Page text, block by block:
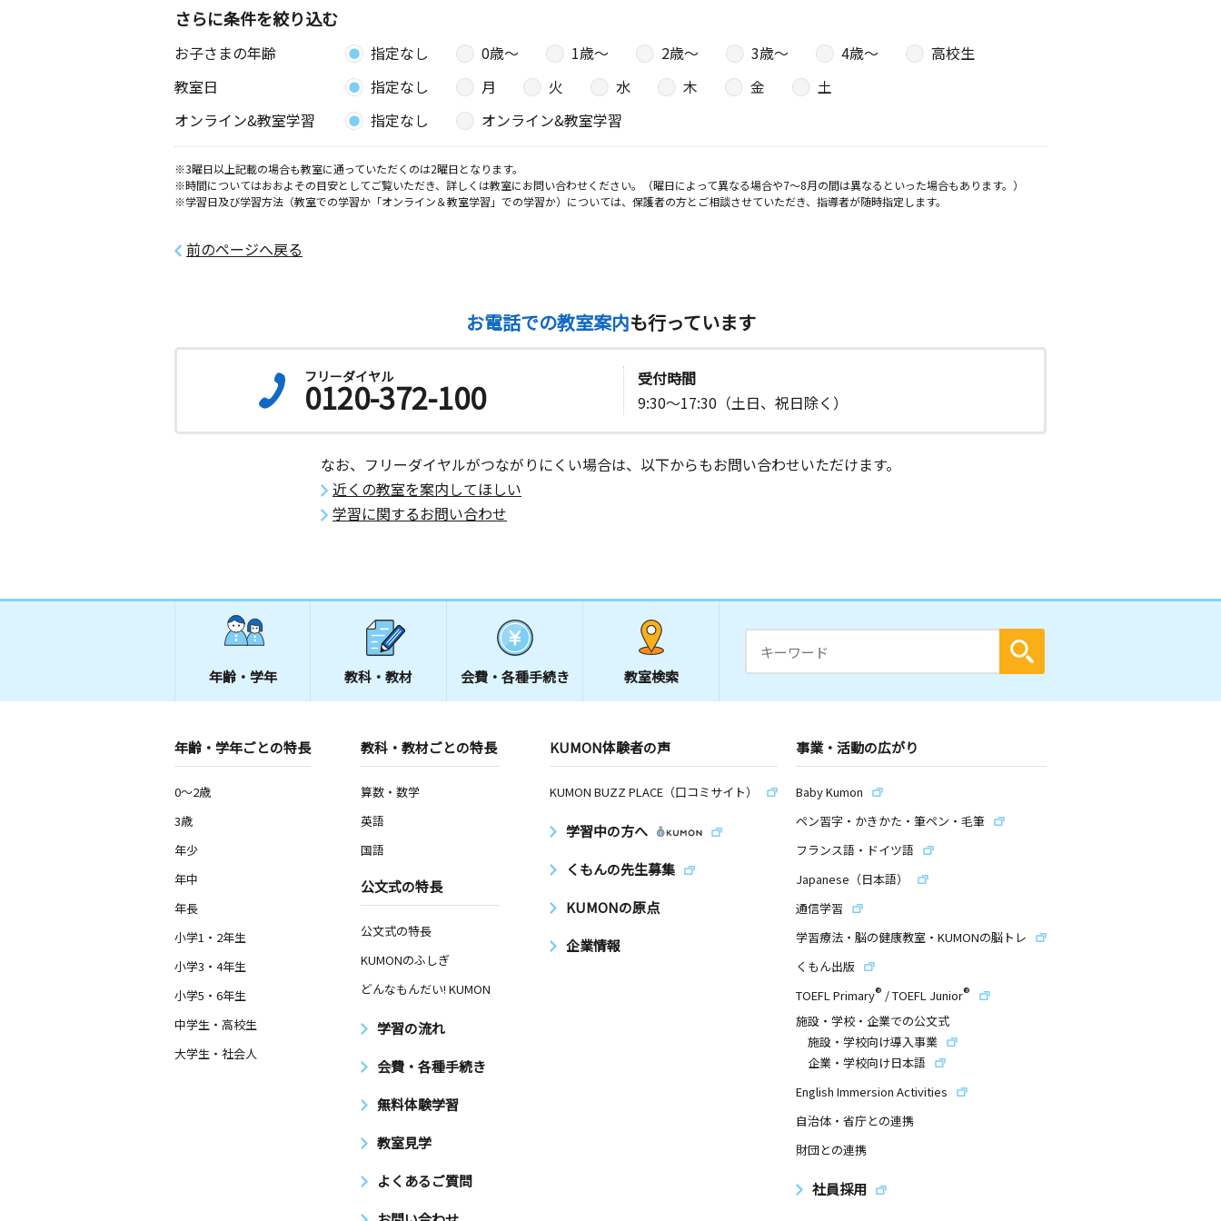
さらに条件を絞り込む
お子さまの年齢 指定なし 0歳〜 1歳〜 2歳〜 3歳〜 4歳〜
高校生
教室日
指定なし 月 火 水 木 金
土
オンライン&教室学習
指定なし オンライン&教室学習
※3曜日以上記載の場合も教室に通っていただくのは2曜日となります。
※時間についてはおおよその目安としてご覧いただき、詳しくは教室にお問い合わせください。（曜日によって異なる場合や7～8月の間は異なるといった場合もあります。）
※学習日及び学習方法（教室での学習か「オンライン＆教室学習」での学習か）については、保護者の方とご相談させていただき、指導者が随時指定します。
前のページへ戻る
お電話での教室案内も行っています
フリーダイヤル
0120-372-100
受付時間
9:30～17:30（土日、祝日除く）
なお、フリーダイヤルがつながりにくい場合は、以下からもお問い合わせいただけます。
近くの教室を案内してほしい
学習に関するお問い合わせ
年齢・学年 教科・教材 会費・ 各種手続き 教室検索
年齢・学年ごとの特長
0～2歳
3歳
年少
年中
年長
小学1・2年生
小学3・4年生
小学5・6年生
中学生・高校生
大学生・社会人
教科・教材ごとの特長
算数・数学
英語
国語
公文式の特長
公文式の特長
KUMONのふしぎ
どんなもんだい! KUMON
学習の流れ
会費・各種手続き
無料体験学習
教室見学
よくあるご質問
KUMON体験者の声
KUMON BUZZ PLACE（口コミサイト）
学習中の方へ
くもんの先生募集
KUMONの原点
企業情報
事業・活動の広がり
Baby Kumon
ペン習字・かきかた・筆ペン・毛筆
フランス語・ドイツ語
Japanese（日本語）
通信学習
学習療法・脳の健康教室・KUMONの脳トレ
くもん出版
TOEFL Primary® /TOEFL Junior®
施設・学校・企業での公文式
施設・学校向け導入事業
企業・学校向け日本語
English Immersion Activities
自治体・省庁との連携
財団との連携
社員採用